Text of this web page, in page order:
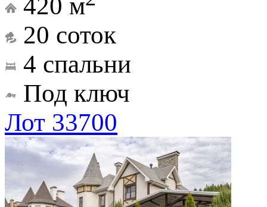
420 м
20 соток
4 спальни
Под ключ
Лот 33700